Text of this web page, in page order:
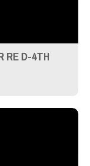
RE D-4TH